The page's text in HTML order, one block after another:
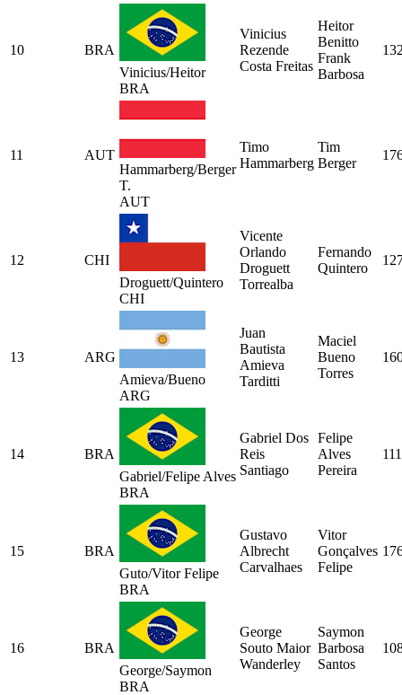
10
BRA
Vinicius/Heitor
BRA
Vinicius
Rezende
Costa Freitas
Heitor
Benitto
Frank
Barbosa
11
AUT
Hammarberg/Berger
T.
AUT
Timo
Hammarberg
Tim
Berger
12
CHI
Droguett/Quintero
CHI
Vicente
Orlando
Droguett
Torrealba
Fernando
Quintero
13
ARG
Amieva/Bueno
ARG
Juan
Bautista
Amieva
Tarditti
Maciel
Bueno
Torres
14
BRA
Gabriel/Felipe Alves
BRA
Gabriel Dos
Reis
Santiago
Felipe
Alves
Pereira
15
BRA
Guto/Vitor Felipe
BRA
Gustavo
Albrecht
Carvalhaes
Vitor
Gonçalves
Felipe
16
BRA
George/Saymon
BRA
George
Souto Maior
Wanderley
Saymon
Barbosa
Santos